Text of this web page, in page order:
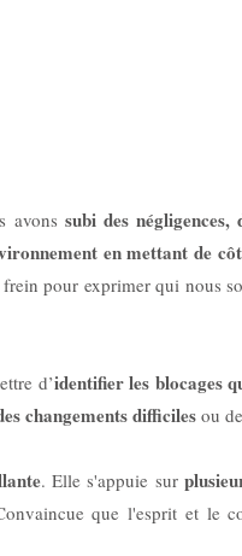
avons subi des
en mettant de
pour exprimer qui nous
d’identifier les blocages
changements difficiles ou
. Elle s'appuie sur
que l'esprit et le